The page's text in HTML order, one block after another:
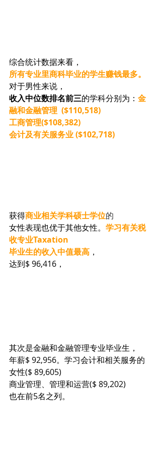
综合统计数据来看，
所有专业里商科毕业的学生赚钱最多。
对于男性来说，
收入中位数排名前三的学科分别为： 金
融和金融管理  ($110,518)
工商管理($108,382)
会计及有关服务业 ($102,718)
获得商业相关学科硕士学位的
女性表现也优于其他女性。 学习有关税
收专业Taxation
毕业生的收入中值最高 ，
达到$ 96,416，
其次是金融和金融管理专业毕业生，
年薪$ 92,956。学习会计和相关服务的
女性($ 89,605)
商业管理、管理和运营($ 89,202)
也在前5名之列。